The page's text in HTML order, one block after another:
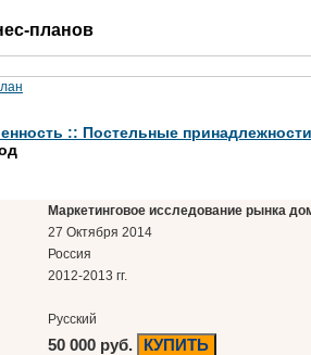
планов
:: Постельные принадлежности
Маркетинговое исследование рынка
27 Октября 2014
Россия
2012-2013 гг.
Русский
50 000 руб. КУПИТЬ